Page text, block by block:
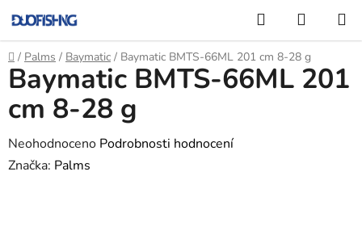
na
obsah
Hledat
KOŠÍK
Domů
/ Palms / Baymatic / Baymatic BMTS-66ML 201 cm 8-28 g
Baymatic BMTS-66ML 201
cm 8-28 g
Průměrné
hodnocení
Neohodnoceno Podrobnosti hodnocení
Značka: Palms